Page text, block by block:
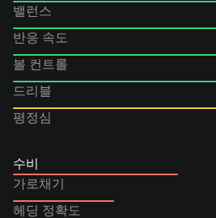
밸런스
반응 속도
볼 컨트롤
드리블
평정심
수비
가로채기
헤딩 정확도